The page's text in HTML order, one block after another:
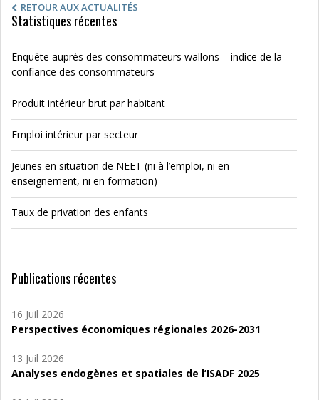
RETOUR AUX ACTUALITÉS
Statistiques récentes
Enquête auprès des consommateurs wallons – indice de la
confiance des consommateurs
Produit intérieur brut par habitant
Emploi intérieur par secteur
Jeunes en situation de NEET (ni à l’emploi, ni en
enseignement, ni en formation)
Taux de privation des enfants
Publications récentes
16 Juil 2026
Perspectives économiques régionales 2026-2031
13 Juil 2026
Analyses endogènes et spatiales de l’ISADF 2025